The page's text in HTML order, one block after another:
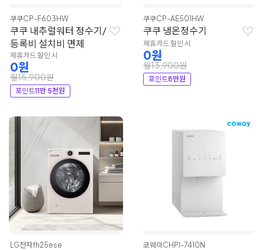
쿠쿠CP-F603HW
쿠쿠 내추럴워터 정수기/
등록비 설치비 면제
제휴카드 할인 시
0원
월15,900원
포인트11만 5천원
쿠쿠CP-AE501HW
쿠쿠 냉온정수기
제휴카드 할인 시
0원
월13,900원
포인트8만원
LG전자fh25ese 코웨이 CHPI-7410N